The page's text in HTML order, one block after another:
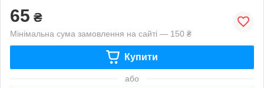
65 ₴
Мінімальна сума замовлення на сайті — 150 ₴
Купити
або